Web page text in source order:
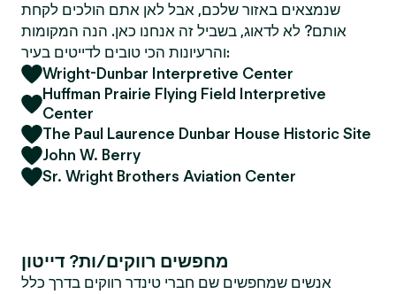
שנמצאים באזור שלכם, אבל לאן אתם הולכים לקחת
אותם? לא לדאוג, בשביל זה אנחנו כאן. הנה המקומות
והרעיונות הכי טובים לדייטים בעיר:
Wright-Dunbar Interpretive Center
Huffman Prairie Flying Field Interpretive
Center
The Paul Laurence Dunbar House Historic Site
John W. Berry
Sr. Wright Brothers Aviation Center
מחפשים רווקים/ות? דייטון
אנשים שמחפשים שם חברי טינדר רווקים בדרך כלל